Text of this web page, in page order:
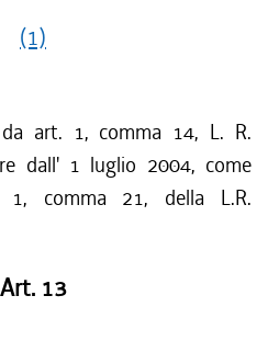
(1)
art. 1, comma 14, L. R.
dall' 1 luglio 2004, come
1, comma 21, della L.R.
Art. 13